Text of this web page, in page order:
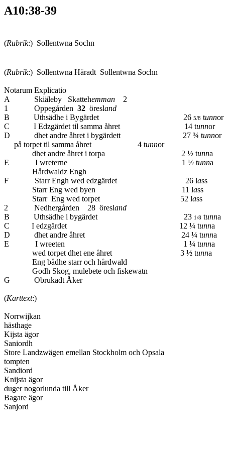
A10:38-39
(Rubrik:) Sollentwna Sochn
(Rubrik:) Sollentwna Häradt Sollentwna Sochn
Notarum Explicatio
A Skiäleby Skattehemman 2
1 Oppegården 32 öresland
B Uthsädhe i Bygärdet 26 5/8 tunnor
C I Edzgärdet til samma åhret 14 tunnor
D dhet andre åhret i bygärdett 27 ¾ tunnor
på torpet til samma åhret 4 tunnor
dhet andre åhret i torpa 2 ½ tunna
E I wreterne 1 ½ tunna
Hårdwaldz Engh
F Starr Engh wed edzgärdet 26 lass
Starr Eng wed byen 11 lass
Starr Eng wed torpet 52 lass
2 Nedhergården 28 öresland
B Uthsädhe i bygärdet 23 1/8 tunna
C I edzgärdet 12 ¼ tunna
D dhet andre åhret 24 ¼ tunna
E I wreeten 1 ¼ tunna
wed torpet dhet ene åhret 3 ½ tunna
Eng bådhe starr och hårdwald
Godh Skog, mulebete och fiskewatn
G Obrukadt Åker
(Karttext:)
Norrwijkan
hästhage
Kijsta ägor
Saniordh
Store Landzwägen emellan Stockholm och Opsala
tompten
Sandiord
Knijsta ägor
duger nogorlunda till Åker
Bagare ägor
Sanjord